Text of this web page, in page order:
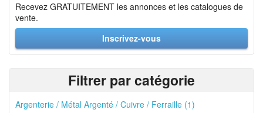
Recevez GRATUITEMENT les annonces et les catalogues de
vente.
Inscrivez-vous
Filtrer par catégorie
Argenterie / Métal Argenté / Cuivre / Ferraille (1)